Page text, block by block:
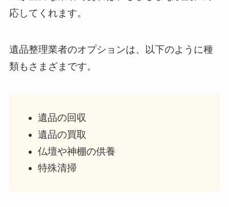
応してくれます。
遺品整理業者のオプションは、以下のように種
類もさまざまです。
遺品の回収
遺品の買取
仏壇や神棚の供養
特殊清掃